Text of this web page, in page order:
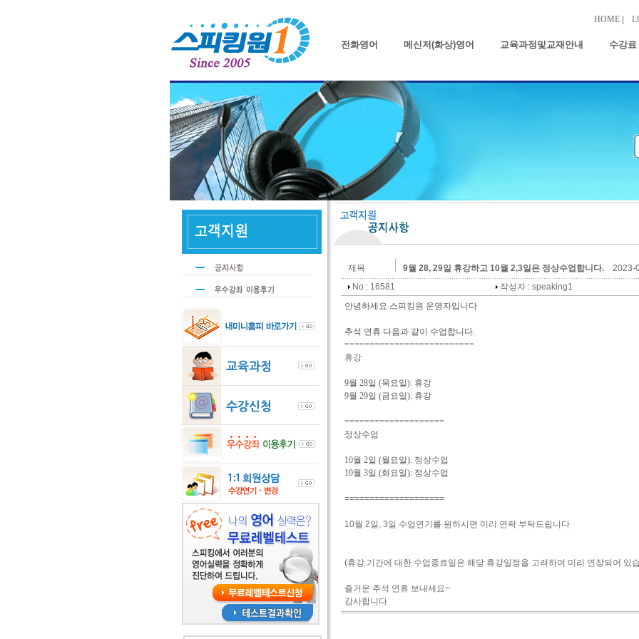
HOME|
전화영어 메신저(화상)영어 교육과정및교재안내 수강
제목 9월 28, 29일 휴강하고 10월 2,3일은 정상수업합니다. 2023-
No : 16581
작성자 : speaking1
안녕하세요 스피킹원 운영자입니다
추석 연휴 다음과 같이 수업합니다.
==========================
휴강
9월 28일 (목요일): 휴강
9월 29일 (금요일): 휴강
====================
정상수업
10월 2일 (월요일): 정상수업
10월 3일 (화요일): 정상수업
====================
10월 2일, 3일 수업연기를 원하시면 미리 연락 부탁드립니다
(휴강 기간에 대한 수업종료일은 해당 휴강일정을 고려하여 미리 연장되어 있
즐거운 추석 연휴 보내세요~
감사합니다